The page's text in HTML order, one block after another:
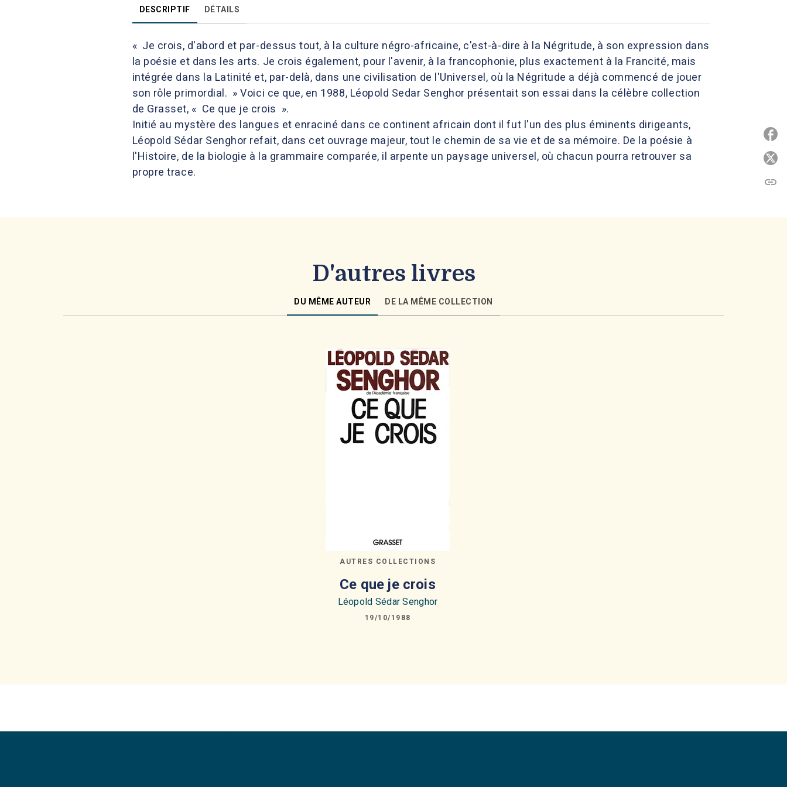
DESCRIPTIF DÉTAILS
« Je crois, d'abord et par-dessus tout, à la culture négro-africaine, c'est-à-dire à la Négritude, à son expression dans
la poésie et dans les arts. Je crois également, pour l'avenir, à la francophonie, plus exactement à la Francité, mais
intégrée dans la Latinité et, par-delà, dans une civilisation de l'Universel, où la Négritude a déjà commencé de jouer
son rôle primordial. » Voici ce que, en 1988, Léopold Sedar Senghor présentait son essai dans la célèbre collection
de Grasset, « Ce que je crois ».
Initié au mystère des langues et enraciné dans ce continent africain dont il fut l'un des plus éminents dirigeants,
Léopold Sédar Senghor refait, dans cet ouvrage majeur, tout le chemin de sa vie et de sa mémoire. De la poésie à
l'Histoire, de la biologie à la grammaire comparée, il arpente un paysage universel, où chacun pourra retrouver sa
propre trace.
D'autres livres
DU MÊME AUTEUR DE LA MÊME COLLECTION
AUTRES COLLECTIONS
Ce que je crois
Léopold Sédar Senghor
19/10/1988
link